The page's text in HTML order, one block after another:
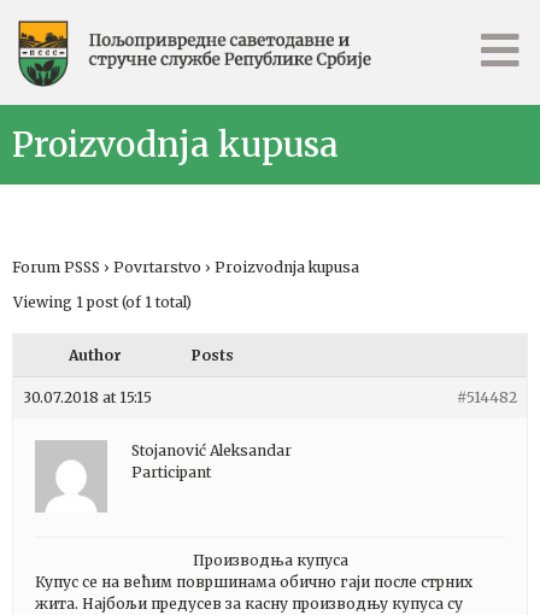
Proizvodnja kupusa
Forum PSSS › Povrtarstvo › Proizvodnja kupusa
Viewing 1 post (of 1 total)
Author Posts
30.07.2018 at 15:15 #514482
Stojanović Aleksandar
Participant
Производња купуса
Купус се на већим површинама обично гаји после стрних
жита. Најбољи предусев за касну производњу купуса су